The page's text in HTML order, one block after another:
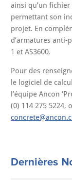
ainsi qu’un
permettant son
projet. En
d’armatures anti-
1 et AS3600.
Pour des
le logiciel de
l’équipe Ancon
(0) 114 275 5224,
Dernières